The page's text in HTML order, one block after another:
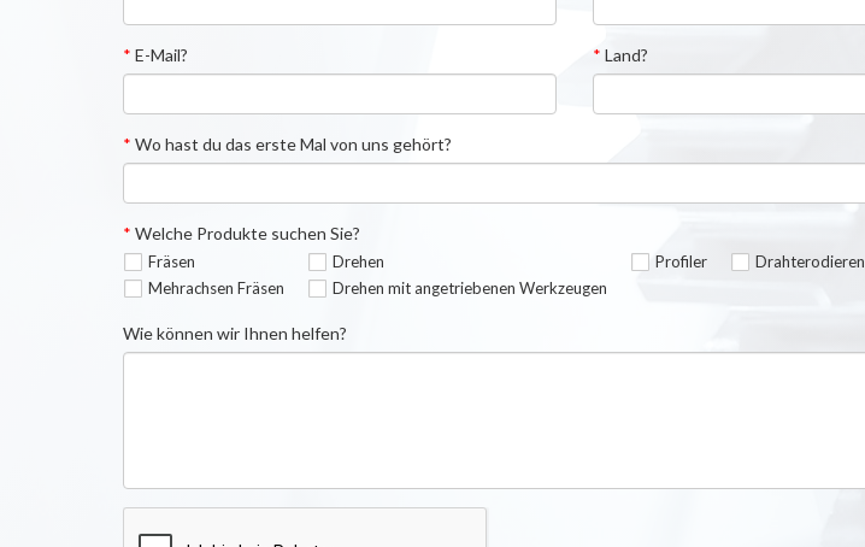
* E-Mail? * Land?
* Wo hast du das erste Mal von uns gehört?
* Welche Produkte suchen Sie?
Fräsen
Mehrachsen Fräsen
Drehen
Drehen mit angetriebenen Werkzeugen
Profiler Drahterodieren
Wie können wir Ihnen helfen?